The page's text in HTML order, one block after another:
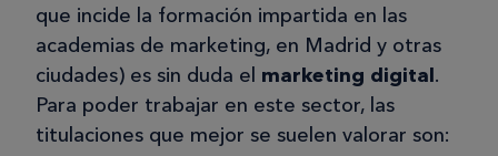
que incide la formación impartida en las
academias de marketing, en Madrid y otras
ciudades) es sin duda el marketing digital.
Para poder trabajar en este sector, las
titulaciones que mejor se suelen valorar son: